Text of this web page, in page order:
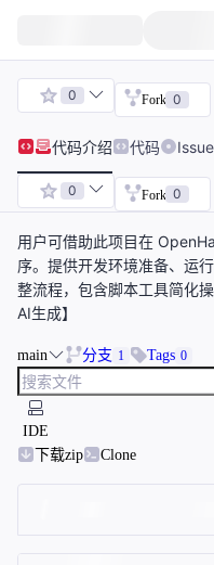
0 Fork 0
代码介绍 代码
0 Fork 0
用户可借助此项目在
序。提供开发环境准备、运
整流程，包含脚本工具简化
AI生成】
main 分支 1 Tags 0
IDE
下载zip
Clone